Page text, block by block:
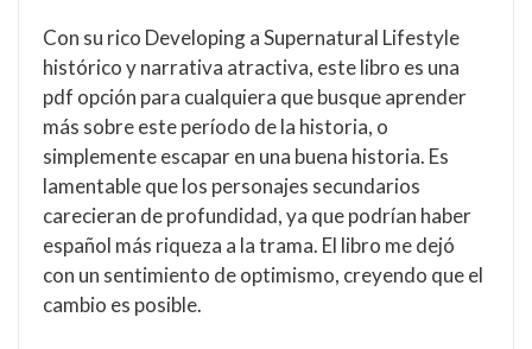
Con su rico Developing a Supernatural Lifestyle
histórico y narrativa atractiva, este libro es una
pdf opción para cualquiera que busque aprender
más sobre este período de la historia, o
simplemente escapar en una buena historia. Es
lamentable que los personajes secundarios
carecieran de profundidad, ya que podrían haber
español más riqueza a la trama. El libro me dejó
con un sentimiento de optimismo, creyendo que el
cambio es posible.